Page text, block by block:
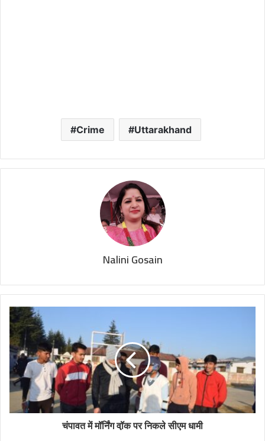
Crime Uttarakhand
Nalini Gosain
चंपावत में मॉर्निंग वॉ़क पर निकले सीएम धामी